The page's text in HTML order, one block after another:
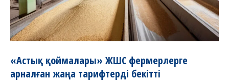
«Астық қоймалары» ЖШС фермерлерге
арналған жаңа тарифтерді бекітті